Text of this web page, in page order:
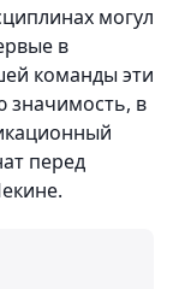
могул
в
команды эти
значимость, в
перед